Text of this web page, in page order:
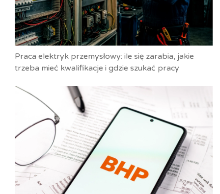
Praca elektryk przemysłowy: ile się zarabia, jakie
trzeba mieć kwalifikacje i gdzie szukać pracy